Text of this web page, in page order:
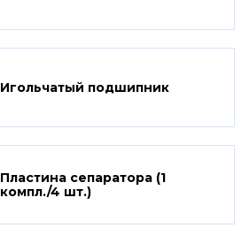
Игольчатый подшипник
Пластина сепаратора (1
компл./4 шт.)